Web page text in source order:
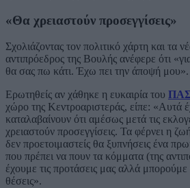
«Θα χρειαστούν προσεγγίσεις»
Σχολιάζοντας τον πολιτικό χάρτη και τα
αντιπρόεδρος της Βουλής ανέφερε ότι
θα σας πω κάτι. Έχω πει την άποψή μου».
Ερωτηθείς αν χάθηκε η ευκαιρία του
χώρο της Κεντροαριστεράς, είπε: «Αυτά
καταλαβαίνουν ότι αμέσως μετά τις
χρειαστούν προσεγγίσεις. Τα φέρνει η
δεν προετοιμαστείς θα ξυπνήσεις ένα
που πρέπει να πουν τα κόμματα (της
έχουμε τις προτάσεις μας αλλά
θέσεις».